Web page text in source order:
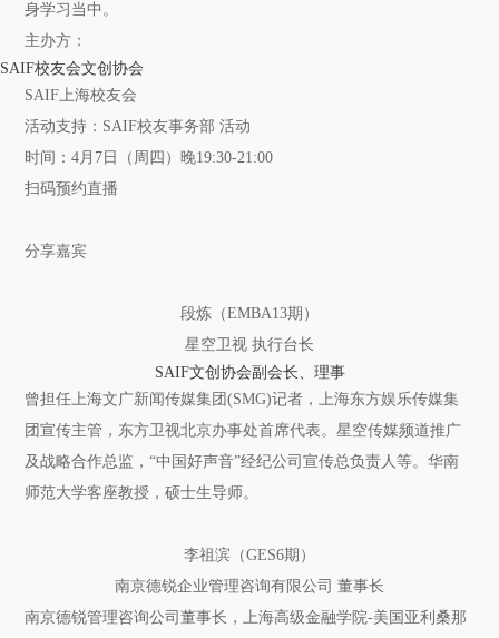
身学习当中。
主办方：
SAIF校友会文创协会
SAIF上海校友会
活动支持：SAIF校友事务部 活动
时间：4月7日（周四）晚19:30-21:00
扫码预约直播
分享嘉宾
段炼（EMBA13期）
星空卫视 执行台长
SAIF文创协会副会长、理事
曾担任上海文广新闻传媒集团(SMG)记者，上海东方娱乐传媒集
团宣传主管，东方卫视北京办事处首席代表。星空传媒频道推广
及战略合作总监，“中国好声音”经纪公司宣传总负责人等。华南
师范大学客座教授，硕士生导师。
李祖滨（GES6期）
南京德锐企业管理咨询有限公司 董事长
南京德锐管理咨询公司董事长，上海高级金融学院-美国亚利桑那